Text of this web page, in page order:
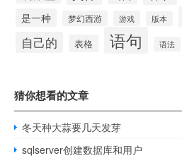
是一种
梦幻西游 游戏 版本
自己的 表格 语句 语法
猜你想看的文章
冬天种大蒜要几天发芽
sqlserver创建数据库和用户